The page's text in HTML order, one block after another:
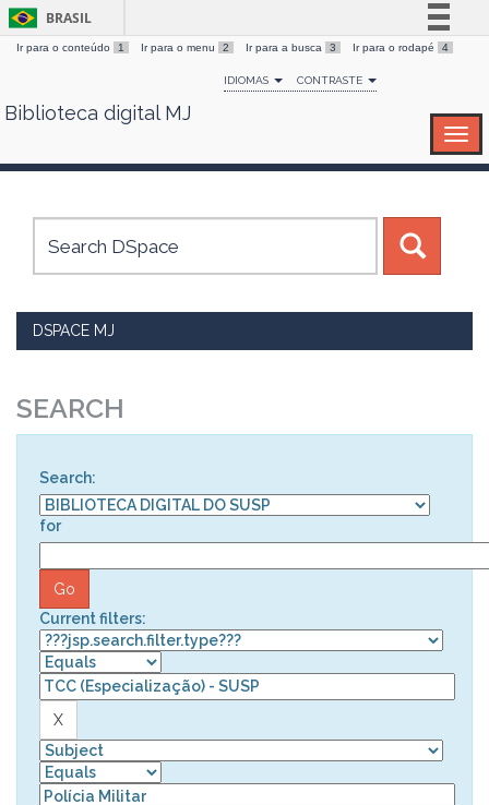
Skip
BRASIL
Simplifique!
Comunica BR
Canais
Ir para o conteúdo 1 Ir para o menu 2 Ir para a busca 3 Ir para o rodapé 4
IDIOMAS CONTRASTE
Biblioteca digital MJ
DSPACE MJ
SEARCH
Search:
for
Current filters: